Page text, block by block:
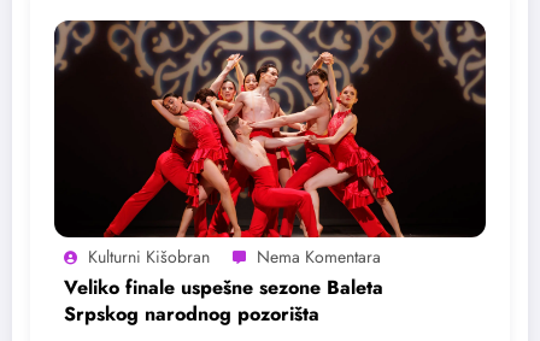
Kulturni Kišobran
Veliko finale uspešne sezone Baleta
Srpskog narodnog pozorišta